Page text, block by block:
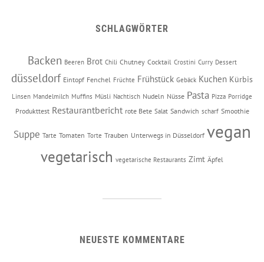
SCHLAGWÖRTER
Backen Beeren Brot Chili Chutney Cocktail Crostini Curry Dessert
düsseldorf Eintopf Fenchel Früchte Frühstück Gebäck Kuchen Kürbis
Linsen Mandelmilch Muffins Müsli Nachtisch Nudeln Nüsse Pasta Pizza Porridge
Produkttest Restaurantbericht rote Bete Salat Sandwich scharf Smoothie
Suppe Tarte Tomaten Torte Trauben Unterwegs in Düsseldorf vegan
vegetarisch vegetarische Restaurants Zimt Äpfel
NEUESTE KOMMENTARE